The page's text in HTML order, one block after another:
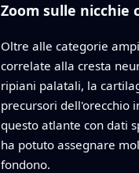
Zoom sulle nicchie
Oltre alle categorie
correlate alla cresta
ripiani palatali, la
precursori dell'orecchio
questo atlante con dati
ha potuto assegnare
fondono.